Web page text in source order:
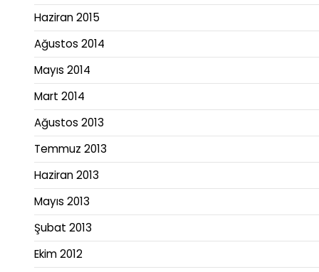
Haziran 2015
Ağustos 2014
Mayıs 2014
Mart 2014
Ağustos 2013
Temmuz 2013
Haziran 2013
Mayıs 2013
Şubat 2013
Ekim 2012